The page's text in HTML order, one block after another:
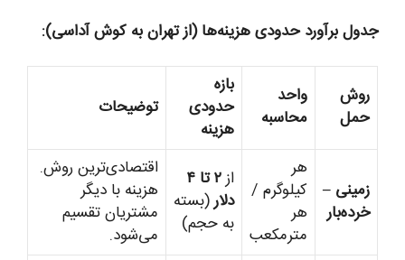
جدول برآورد حدودی هزینه‌ها (از تهران به کوش آداسی):
روش
حمل
واحد
محاسبه
بازه
حدودی
هزینه
توضیحات
زمینی –
خرده‌بار
هر
کیلوگرم /
هر
مترمکعب
از
۲ تا ۴
دلار(بسته
به حجم)
اقتصادی‌ترین روش.
هزینه با دیگر
مشتریان تقسیم
می‌شود.